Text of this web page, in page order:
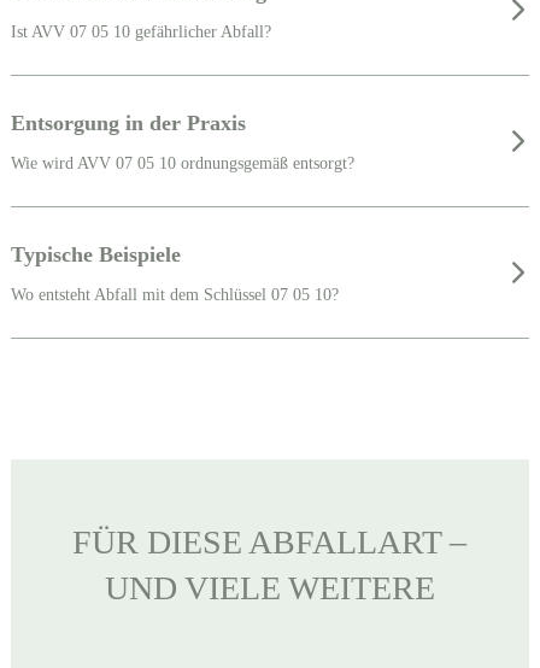
Ist AVV 07 05 10 gefährlicher Abfall?
Entsorgung in der Praxis
Wie wird AVV 07 05 10 ordnungsgemäß entsorgt?
Typische Beispiele
Wo entsteht Abfall mit dem Schlüssel 07 05 10?
FÜR DIESE ABFALLART –
UND VIELE WEITERE